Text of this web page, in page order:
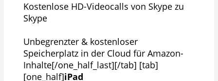
Kostenlose HD-Videocalls von Skype zu
Skype
Unbegrenzter & kostenloser
Speicherplatz in der Cloud für Amazon-
Inhalte[/one_half_last][/tab] [tab]
[one_half]iPad